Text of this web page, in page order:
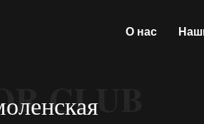
О нас
CLUB